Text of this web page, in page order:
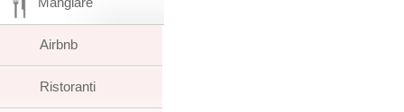
Airbnb
Ristoranti